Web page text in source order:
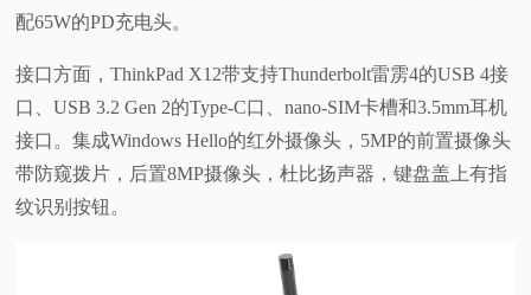
配65W的PD充电头。
接口方面，ThinkPad X12带支持Thunderbolt雷雳4的USB 4接
口、USB 3.2 Gen 2的Type-C口、nano-SIM卡槽和3.5mm耳机
接口。集成Windows Hello的红外摄像头，5MP的前置摄像头
带防窥拨片，后置8MP摄像头，杜比扬声器，键盘盖上有指
纹识别按钮。